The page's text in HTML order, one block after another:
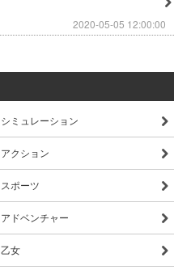
2020-05-05 12:00:00
シミュレーション
アクション
スポーツ
アドベンチャー
乙女